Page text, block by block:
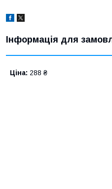
Інформація для
Ціна: 288 ₴